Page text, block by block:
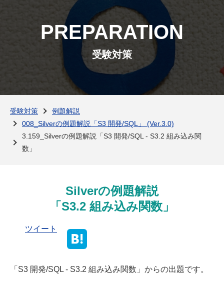
試験概要
資格取得のメリット
受験対策
PREPARATION
受験対策
受験対策
例題解説
008_Silverの例題解説「S3 開発/SQL」 (Ver.3.0)
3.159_Silverの例題解説「S3 開発/SQL - S3.2 組み込み関
数」
Silverの例題解説
「S3.2 組み込み関数」
ツイート
「S3 開発/SQL - S3.2 組み込み関数」からの出題です。